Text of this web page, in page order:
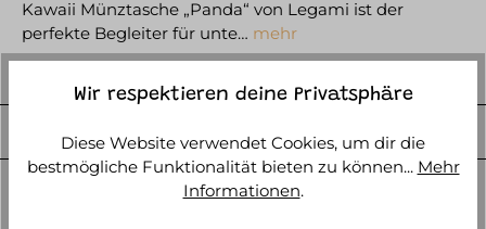
Kawaii Münztasche „Panda“ von Legami ist der
perfekte Begleiter für unte… mehr
Wir respektieren deine Privatsphäre
Diese Website verwendet Cookies, um dir die
bestmögliche Funktionalität bieten zu können... Mehr
Informationen.